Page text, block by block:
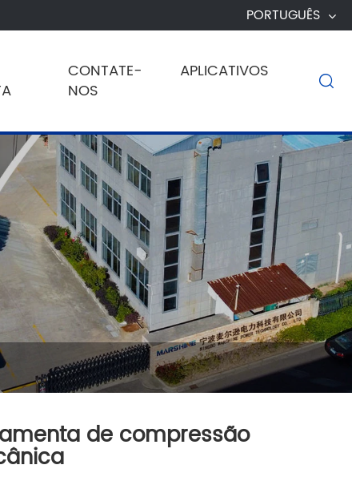
PORTUGUÊS
CONTATE-
NOS
APLICATIVOS 
de compressão